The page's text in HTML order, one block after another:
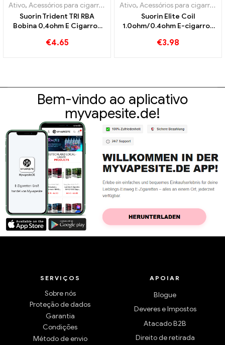
Ativo, Acessórios para cigarros eletrônicos ,Evaporador
Suorin Trident TRI RBA
Bobina 0,4ohm E Cigarros
€4.65
Ativo, Acessórios para cigarros eletrônicos
Suorin Elite Coil
1.0ohm/0.4ohm E-cigarros
€3.98
Bem-vindo ao aplicativo
myvapesite.de!
SERVIÇOS
Sobre nós
Proteção de dados
Garantia
Condições
Método de envio
APOIAR
Blogue
Deveres e Impostos
Atacado B2B
Direito de retirada